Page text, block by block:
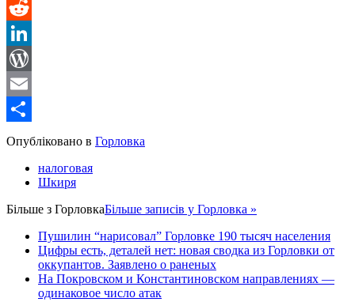
Message
Reddit
LinkedIn
WordPress
Email
Share
Опубліковано в Горловка
налоговая
Шкиря
Більше з ГорловкаБільше записів у Горловка »
Пушилин “нарисовал” Горловке 190 тысяч населения
Цифры есть, деталей нет: новая сводка из Горловки от
оккупантов. Заявлено о раненых
На Покровском и Константиновском направлениях —
одинаковое число атак